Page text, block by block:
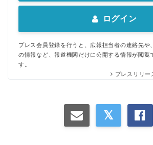
ログイン
プレス会員登録を行うと、広報担当者の連絡先や
の情報など、報道機関だけに公開する情報が閲覧
す。
プレスリリー